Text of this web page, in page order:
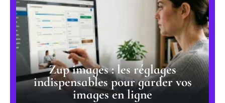
Zup images : les réglages
indispensables pour garder vos
images en ligne